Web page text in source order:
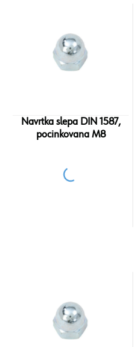
Navrtka slepa DIN 1587,
pocinkovana M8